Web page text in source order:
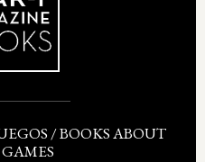
/ BOOKS ABOUT